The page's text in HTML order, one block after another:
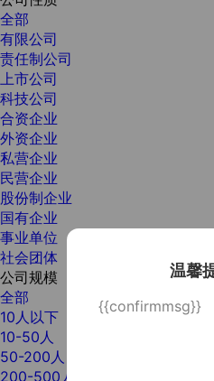
温馨
{{confirmmsg}}
全部
有限公司
责任制公司
上市公司
科技公司
合资企业
外资企业
私营企业
民营企业
股份制企业
国有企业
事业单位
社会团体
公司规模
全部
10人以下
10-50人
50-200人
200-500人